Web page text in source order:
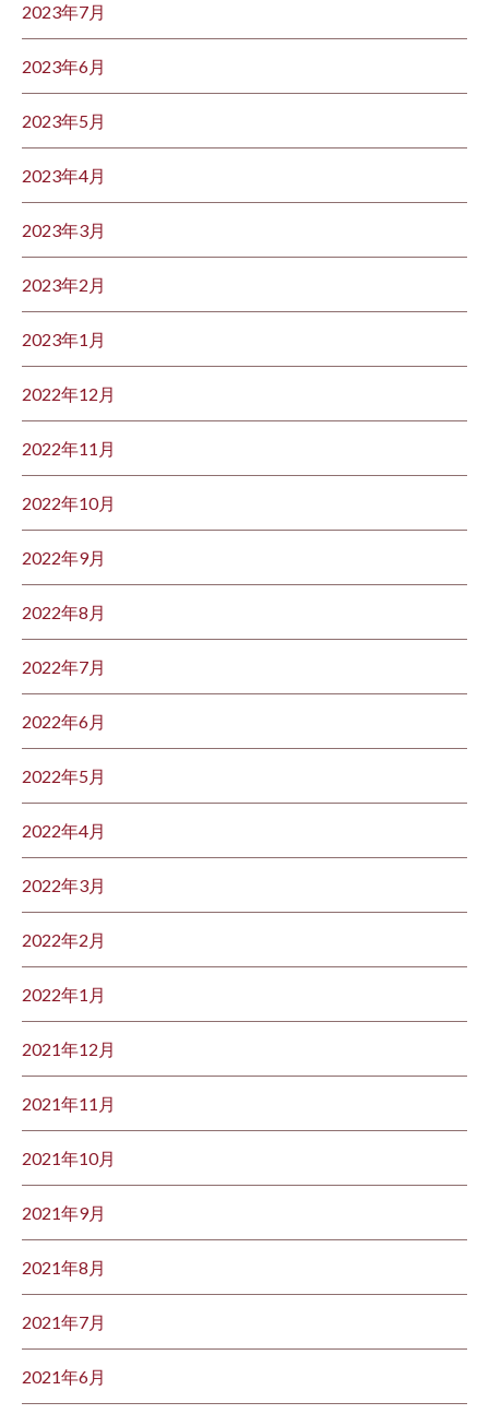
2023年7月
2023年6月
2023年5月
2023年4月
2023年3月
2023年2月
2023年1月
2022年12月
2022年11月
2022年10月
2022年9月
2022年8月
2022年7月
2022年6月
2022年5月
2022年4月
2022年3月
2022年2月
2022年1月
2021年12月
2021年11月
2021年10月
2021年9月
2021年8月
2021年7月
2021年6月